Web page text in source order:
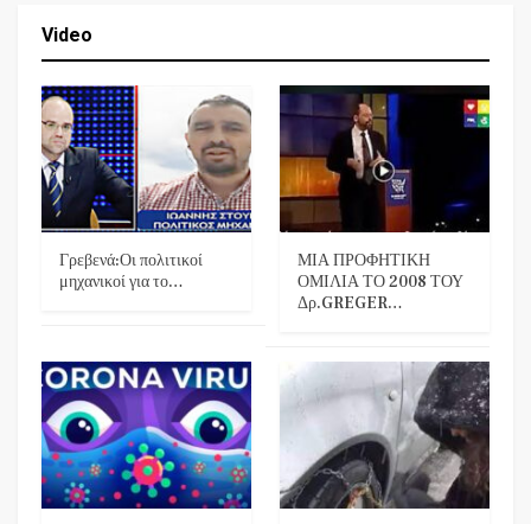
Video
Γρεβενά:Οι πολιτικοί
μηχανικοί για το…
ΜΙΑ ΠΡΟΦΗΤΙΚΗ
ΟΜΙΛΙΑ ΤΟ 2008 ΤΟΥ
Δρ.GREGER…